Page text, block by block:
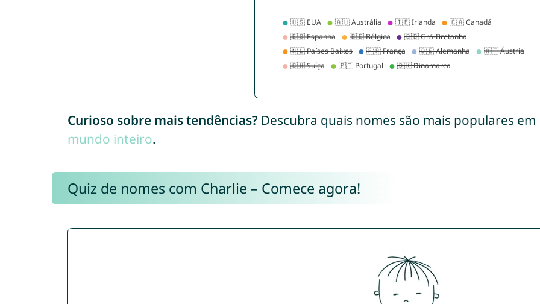
Curioso sobre mais tendências? Descubra quais nomes são mais populares em
mundo inteiro.
Quiz de nomes com Charlie – Comece agora!